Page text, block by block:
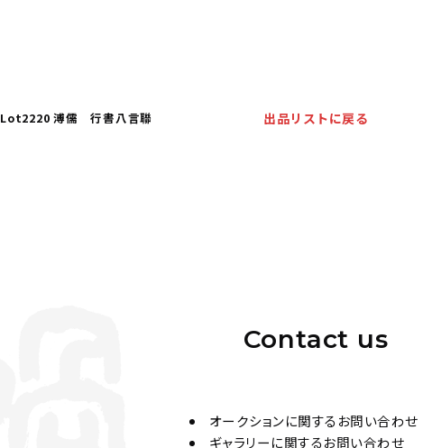
Lot2220 溥儒 行書八言聯 出品リストに戻る
Contact us
オークションに関するお問い合わせ
ギャラリーに関するお問い合わせ